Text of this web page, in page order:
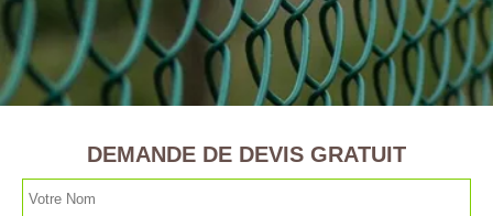
DEMANDE DE DEVIS GRATUIT